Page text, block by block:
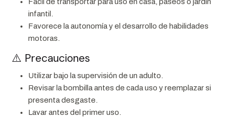
infantil.
Favorece la autonomía y el desarrollo de habilidades
motoras.
⚠️ Precauciones
Utilizar bajo la supervisión de un adulto.
Revisar la bombilla antes de cada uso y reemplazar si
presenta desgaste.
Lavar antes del primer uso.